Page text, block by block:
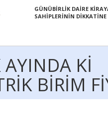
GÜNÜBİRLİK DAİRE
SAHİPLERİNİN DİKKATİNE
AYINDA Kİ
BİRİM